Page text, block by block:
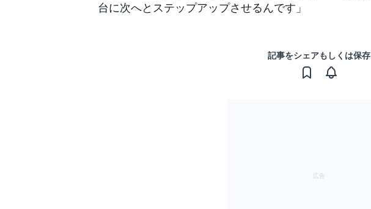
台に次へとステップアップさせるんです」
記事をシェアもしくは保存